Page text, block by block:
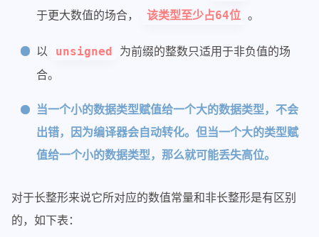
于更大数值的场合，
该类型至少占64位 。
以 unsigned
为前缀的整数只适用于非负值的场
合。
当一个小的数据类型赋值给一个大的数据类型，不会
出错，因为编译器会自动转化。但当一个大的类型赋
值给一个小的数据类型，那么就可能丢失高位。
对于长整形来说它所对应的数值常量和非长整形是有区别
的，如下表：